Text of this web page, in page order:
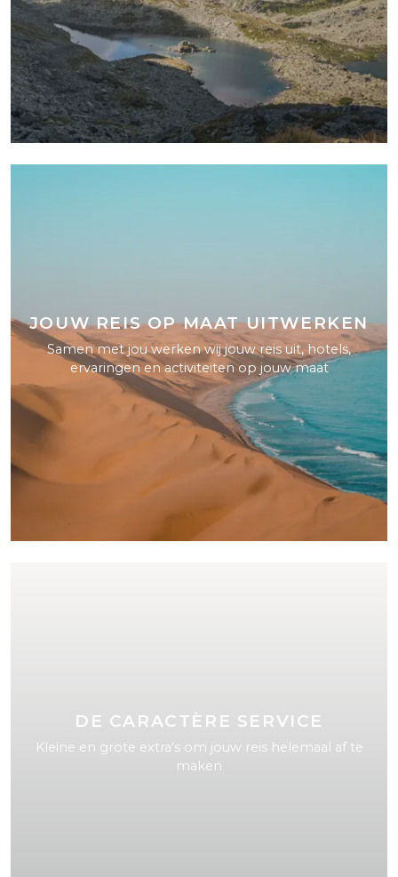
JOUW REIS OP MAAT UITWERKEN
Samen met jou werken wij jouw reis uit, hotels,
ervaringen en activiteiten op jouw maat
DE CARACTÈRE SERVICE
Kleine en grote extra's om jouw reis helemaal af te
maken